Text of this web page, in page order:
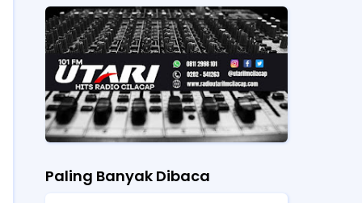
Paling Banyak Dibaca